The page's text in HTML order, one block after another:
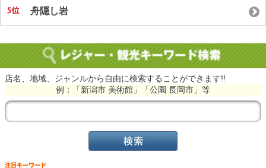
舟隠し岩
店名、地域、ジャンルから自由に検索することができます!!
例：「新潟市 美術館」「公園 長岡市」等